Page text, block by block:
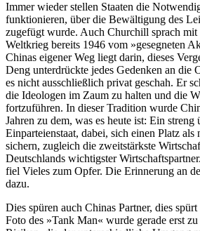
Immer wieder stellen Staaten die
funktionieren, über die Bewältigung des
zugefügt wurde. Auch Churchill sprach
Weltkrieg bereits 1946 vom »gesegneten
Chinas eigener Weg liegt darin, dieses
Deng unterdrückte jedes Gedenken an die
es nicht ausschließlich privat geschah. Er
die Ideologen im Zaum zu halten und die
fortzuführen. In dieser Tradition wurde
Jahren zu dem, was es heute ist: Ein streng
Einparteienstaat, dabei, sich einen Platz als
sichern, zugleich die zweitstärkste
Deutschlands wichtigster
fiel Vieles zum Opfer. Die Erinnerung an
dazu.
Dies spüren auch Chinas Partner, dies
Foto des »Tank Man« wurde gerade erst